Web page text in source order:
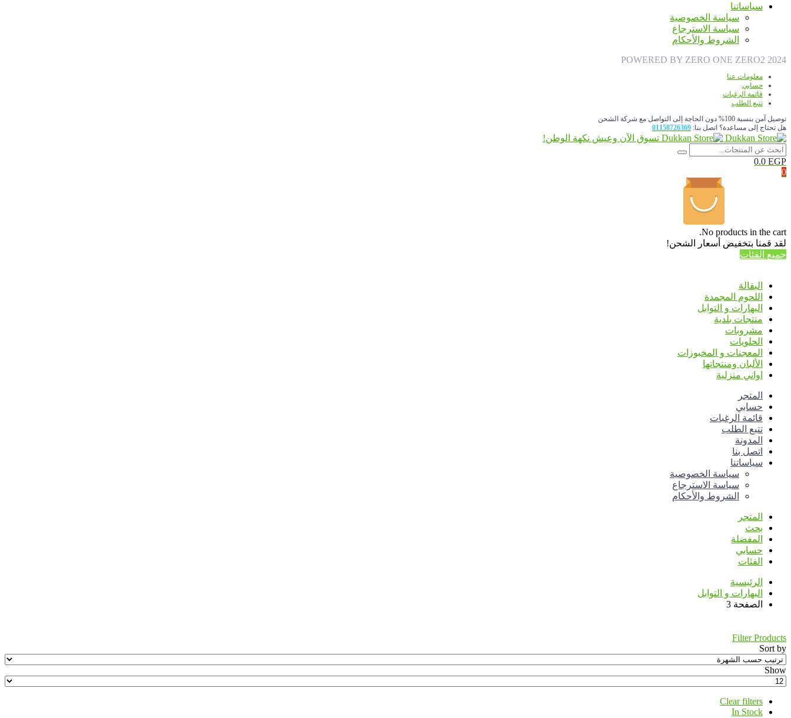
سياساتنا
سياسة الخصوصية
سياسة الاسترجاع
الشروط والأحكام
POWERED BY ZERO ONE ZERO2 2024
معلومات عنا
حسابي
قائمة الرغبات
تتبع الطلب
توصيل آمن بنسبة 100% دون الحاجة إلى التواصل مع شركة الشحن
هل تحتاج إلى مساعدة؟ اتصل بنا: 01158726369
تسوق الآن وعيش نكهة الوطن!
0.0 EGP
0
No products in the cart.
لقد قمنا بتخفيض أسعار الشحن!
جميع الفئات
البقالة
اللحوم المجمدة
البهارات و التوابل
منتجات بلدية
مشروبات
الحلويات
المعجنات و المخبوزات
الألبان ومنتجاتها
اواني منزلية
المتجر
حسابي
قائمة الرغبات
تتبع الطلب
المدونة
اتصل بنا
سياساتنا
سياسة الخصوصية
سياسة الاسترجاع
الشروط والأحكام
المتجر
بحث
المفضلة
حسابي
الفئات
الرئيسية
البهارات و التوابل
الصفحة 3
Filter Products
Sort by
Show
Clear filters
In Stock